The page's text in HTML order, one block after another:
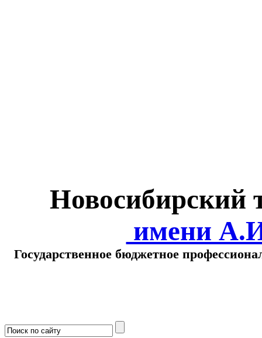
Новосибирский
имени
Государственное бюджетное